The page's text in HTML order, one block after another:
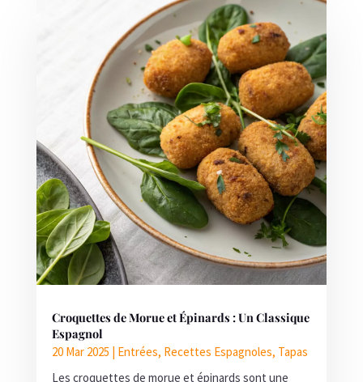
Croquettes de Morue et Épinards : Un Classique
Espagnol
20 Mar 2025 Entrées, Recettes Espagnoles, Tapas
Les croquettes de morue et épinards sont une